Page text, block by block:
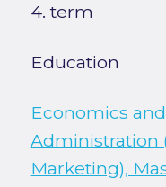
4. term
Education
Economics
Administration
Marketing),